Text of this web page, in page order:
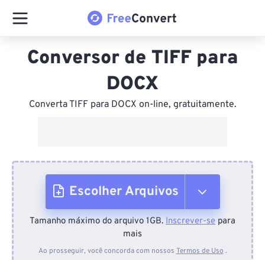
Conversor de TIFF para
DOCX
Converta TIFF para DOCX on-line, gratuitamente.
Escolher Arquivos
Do dispositivo
Tamanho máximo do arquivo 1GB. Inscrever-se para
mais
Ao prosseguir, você concorda com nossos Termos de Uso .